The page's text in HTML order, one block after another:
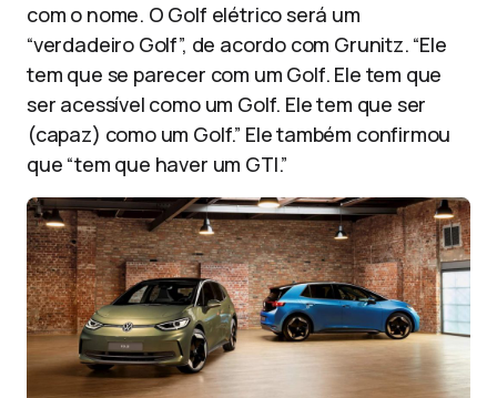
com o nome. O Golf elétrico será um
“verdadeiro Golf”, de acordo com Grunitz. “Ele
tem que se parecer com um Golf. Ele tem que
ser acessível como um Golf. Ele tem que ser
(capaz) como um Golf.” Ele também confirmou
que “tem que haver um GTI.”